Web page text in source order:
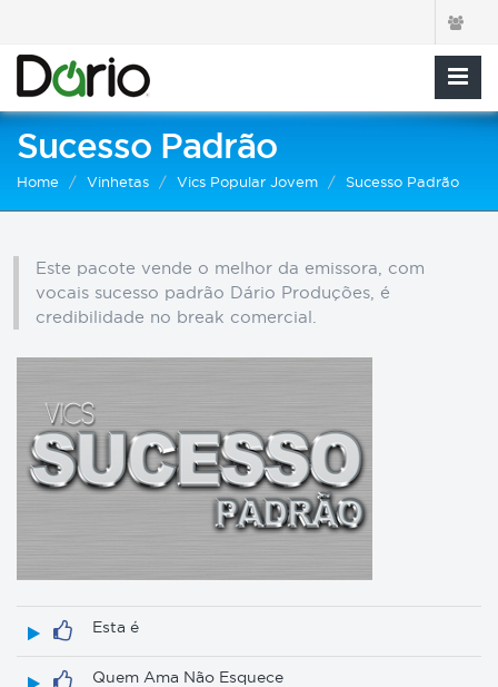
Sucesso Padrão
Home Vinhetas Vics Popular Jovem Sucesso Padrão
Este pacote vende o melhor da emissora, com
vocais sucesso padrão Dário Produções, é
credibilidade no break comercial.
Esta é
Quem Ama Não Esquece